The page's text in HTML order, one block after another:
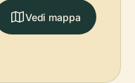
Vedi mappa